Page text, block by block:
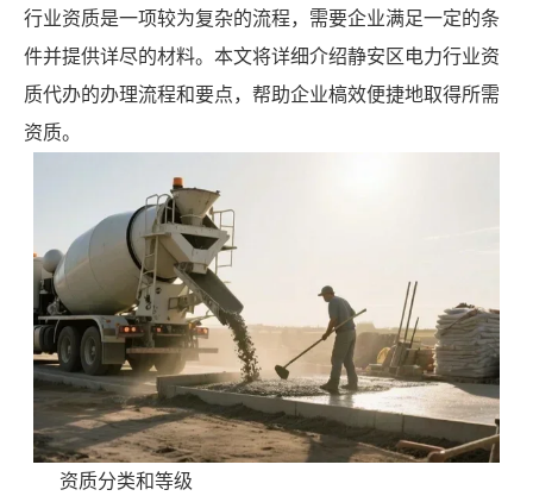
行业资质是一项较为复杂的流程，需要企业满足一定的条
件并提供详尽的材料。本文将详细介绍静安区电力行业资
质代办的办理流程和要点，帮助企业槁效便捷地取得所需
资质。
资质分类和等级